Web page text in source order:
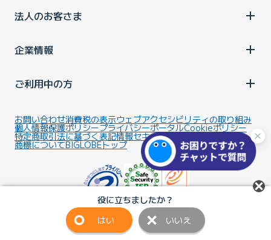
役に立ちましたか？
はい
いいえ
法人のお客さま
企業情報
ご利用中の方
お問い合わせ消費税の表示ウェブアクセシビリティの取り組み
個人情報保護ポリシープライバシーポータルCookieポリシー
特定商取引法に基づく表記情報セキュリティ基本方針
商標についてBIGLOBEトップ
Copyright ©BIGLOBE Inc. 2026. All rights reserved.